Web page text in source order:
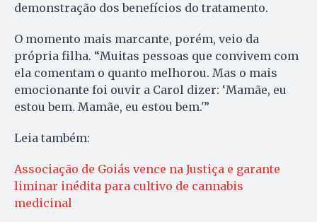
demonstração dos benefícios do tratamento.
O momento mais marcante, porém, veio da
própria filha. “Muitas pessoas que convivem com
ela comentam o quanto melhorou. Mas o mais
emocionante foi ouvir a Carol dizer: ‘Mamãe, eu
estou bem. Mamãe, eu estou bem.'”
Leia também:
Associação de Goiás vence na Justiça e garante
liminar inédita para cultivo de cannabis
medicinal